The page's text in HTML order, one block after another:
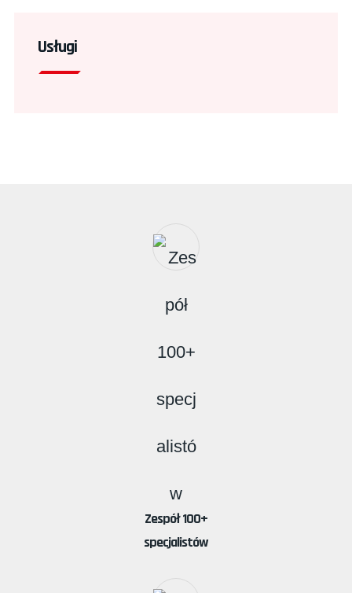
Usługi
Zespół 100+
specjalistów